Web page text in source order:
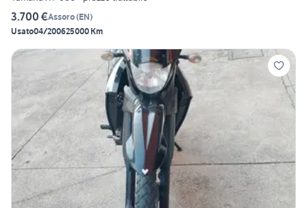
3.700 €Assoro(EN)
Usato04/200625000 Km